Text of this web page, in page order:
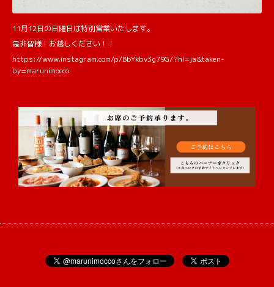
11月12日の日曜日は特別営業いたします。
是非皆様！お越しください！！
https://www.instagram.com/p/BbYkbv3g79G/?hl=ja&taken-
by=marunimocco